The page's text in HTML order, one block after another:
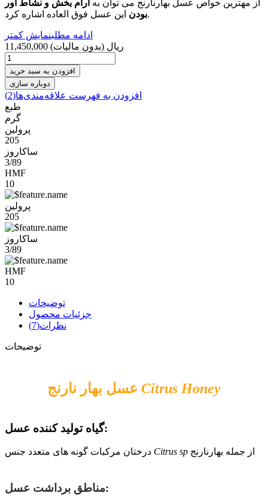
از مهترین خواص عسل بهارنارنج می توان به آرام بخش و نشاط آور
بودناین عسل فوق العاده اشاره کرد.
ادامه مطلبنمایش کمتر
11,450,000 ریال (بدون مالیات)
افزودن به سبد خرید
افزودن به فهرست علاقه‌مندی‌ها(
2
)
طبع
گرم
پرولین
205
ساکاروز
3/89
HMF
10
پرولین
205
ساکاروز
3/89
HMF
10
توضیحات
جزئیات محصول
نظرات(7)
توضیحات
Citrus Honey
گیاه تولید کننده عسل:
Citrus sp از جمله بهارنارنج
مناطق برداشت عسل: